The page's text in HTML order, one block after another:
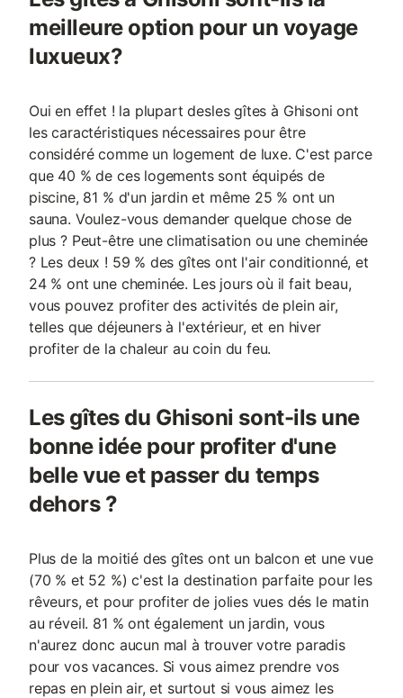
meilleure option pour un voyage
luxueux?
Oui en effet ! la plupart desles gîtes à Ghisoni ont
les caractéristiques nécessaires pour être
considéré comme un logement de luxe. C'est parce
que 40 % de ces logements sont équipés de
piscine, 81 % d'un jardin et même 25 % ont un
sauna. Voulez-vous demander quelque chose de
plus ? Peut-être une climatisation ou une cheminée
? Les deux ! 59 % des gîtes ont l'air conditionné, et
24 % ont une cheminée. Les jours où il fait beau,
vous pouvez profiter des activités de plein air,
telles que déjeuners à l'extérieur, et en hiver
profiter de la chaleur au coin du feu.
Les gîtes du Ghisoni sont-ils une
bonne idée pour profiter d'une
belle vue et passer du temps
dehors ?
Plus de la moitié des gîtes ont un balcon et une vue
(70 % et 52 %) c'est la destination parfaite pour les
rêveurs, et pour profiter de jolies vues dés le matin
au réveil. 81 % ont également un jardin, vous
n'aurez donc aucun mal à trouver votre paradis
pour vos vacances. Si vous aimez prendre vos
repas en plein air, et surtout si vous aimez les